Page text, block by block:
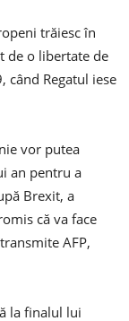
trăiesc în
de o libertate de
când Regatul iese
vor putea
an pentru a
Brexit, a
că va face
AFP,
la finalul lui